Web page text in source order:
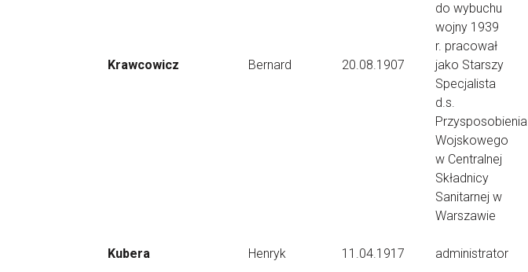
Krawcowicz Bernard 20.08.1907
do wybuchu
wojny 1939
r. pracował
jako Starszy
Specjalista
d.s.
Przysposobienia
Wojskowego
w Centralnej
Składnicy
Sanitarnej w
Warszawie
Kubera Henryk 11.04.1917 administrator